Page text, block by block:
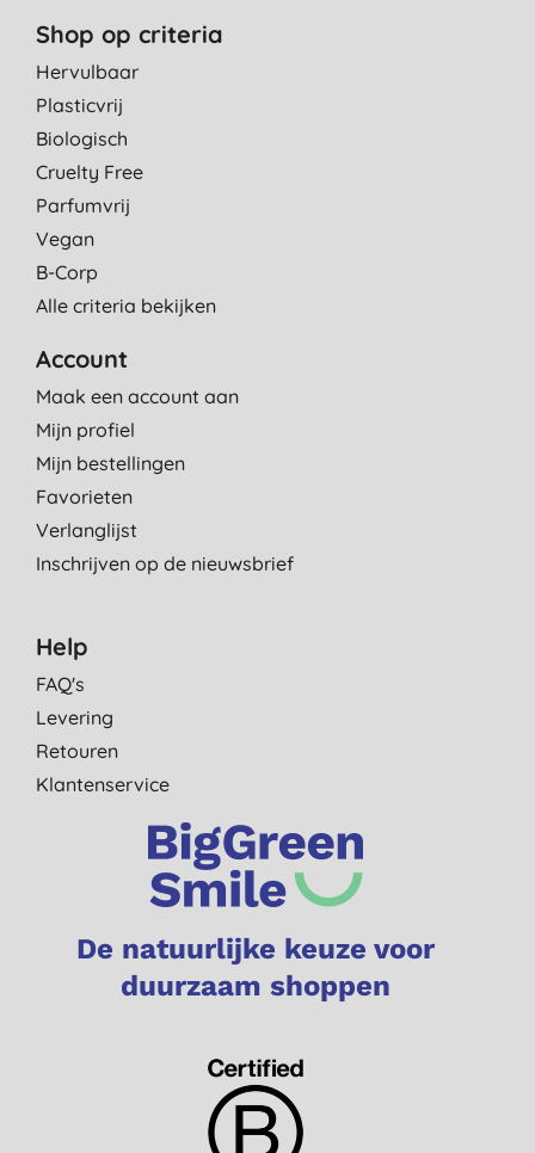
Shop op criteria
Hervulbaar
Plasticvrij
Biologisch
Cruelty Free
Parfumvrij
Vegan
B-Corp
Alle criteria bekijken
Account
Maak een account aan
Mijn profiel
Mijn bestellingen
Favorieten
Verlanglijst
Inschrijven op de nieuwsbrief
Help
FAQ's
Levering
Retouren
Klantenservice
De natuurlijke keuze voor
duurzaam shoppen